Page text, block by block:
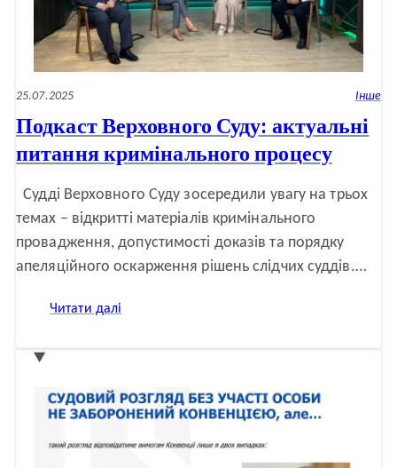
25.07.2025 Інше
Подкаст Верховного Суду: актуальні
питання кримінального процесу
Судді Верховного Суду зосередили увагу на трьох
темах – відкритті матеріалів кримінального
провадження, допустимості доказів та порядку
апеляційного оскарження рішень слідчих суддів.…
Читати далі
питання
кримінального